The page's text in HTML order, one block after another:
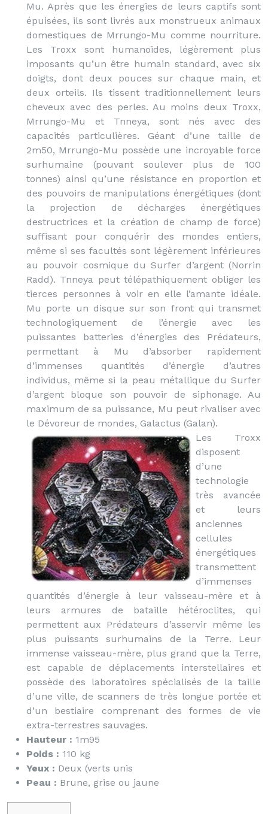
Mu. Après que les énergies de leurs captifs sont
épuisées, ils sont livrés aux monstrueux animaux
domestiques de Mrrungo-Mu comme nourriture.
Les Troxx sont humanoïdes, légèrement plus
imposants qu’un être humain standard, avec six
doigts, dont deux pouces sur chaque main, et
deux orteils. Ils tissent traditionnellement leurs
cheveux avec des perles. Au moins deux Troxx,
Mrrungo-Mu et Tnneya, sont nés avec des
capacités particulières. Géant d’une taille de
2m50, Mrrungo-Mu possède une incroyable force
surhumaine (pouvant soulever plus de 100
tonnes) ainsi qu’une résistance en proportion et
des pouvoirs de manipulations énergétiques (dont
la projection de décharges énergétiques
destructrices et la création de champ de force)
suffisant pour conquérir des mondes entiers,
même si ses facultés sont légèrement inférieures
au pouvoir cosmique du Surfer d’argent (Norrin
Radd). Tnneya peut télépathiquement obliger les
tierces personnes à voir en elle l’amante idéale.
Mu porte un disque sur son front qui transmet
technologiquement de l’énergie avec les
puissantes batteries d’énergies des Prédateurs,
permettant à Mu d’absorber rapidement
d’immenses quantités d’énergie d’autres
individus, même si la peau métallique du Surfer
d’argent bloque son pouvoir de siphonage. Au
maximum de sa puissance, Mu peut rivaliser avec
le Dévoreur de mondes, Galactus (Galan).
Les Troxx
disposent
d’une
technologie
très avancée
et leurs
anciennes
cellules
énergétiques
transmettent
d’immenses
quantités d’énergie à leur vaisseau-mère et à
leurs armures de bataille hétéroclites, qui
permettent aux Prédateurs d’asservir même les
plus puissants surhumains de la Terre. Leur
immense vaisseau-mère, plus grand que la Terre,
est capable de déplacements interstellaires et
possède des laboratoires spécialisés de la taille
d’une ville, de scanners de très longue portée et
d’un bestiaire comprenant des formes de vie
extra-terrestres sauvages.
Hauteur : 1m95
Poids : 110 kg
Yeux : Deux (verts unis
Peau : Brune, grise ou jaune